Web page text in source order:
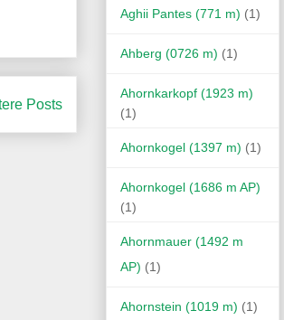
Posts
Aghii Pantes (771 m) (1)
Ahberg (0726 m) (1)
Ahornkarkopf (1923 m)
(1)
Ahornkogel (1397 m) (1)
Ahornkogel (1686 m AP)
(1)
Ahornmauer (1492 m
AP) (1)
Ahornstein (1019 m) (1)